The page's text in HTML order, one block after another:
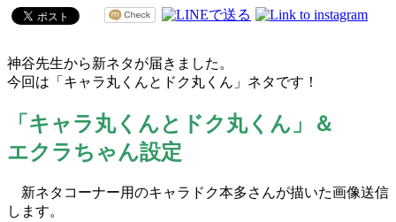
神谷先生から新ネタが届きました。
今回は「キャラ丸くんとドク丸くん」ネタです！
「キャラ丸くんとドク丸くん」＆
エクラちゃん設定
新ネタコーナー用のキャラドク本多さんが描いた画像送信
します。